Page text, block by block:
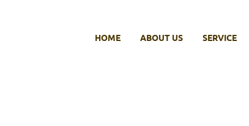
HOME ABOUT US SERVICE